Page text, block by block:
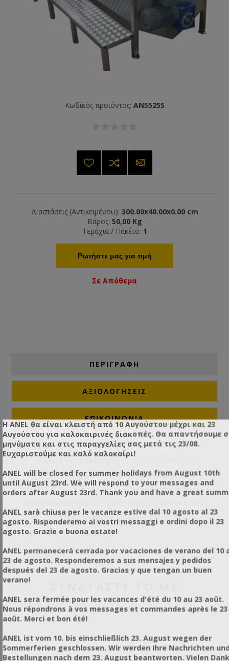
Κωδικός προϊόντος: AN55255
Διαστάσεις (Αντικειμένου): 300.00x40.00x0.00 cm
Βάρος: 50,00 Kg
Τεμάχια / Πακέτο: 1
Ρωτήστε μας για τιμή
Σε Απόθεμα
ΠΕΡΙΓΡΑΦΗ
ΑΞΙΟΛΟΓΉΣΕΙΣ
ΕΠΙΚΟΙΝΩΝΙΑ
Ιδανικός για συσκευαστήρια. Διατίθεται απλός ή
θερμαινόμενος. Η συνήθης διάσταση είναι
3,00*0,40*0,60εκ. αλλά είναι ευέλικτος και μπορεί να
μοτέρ, τριφασικό ρεύμα, 140rpm.
Η ANEL θα είναι κλειστή από 10 Αυγούστου μέχρι και 23
Αυγούστου για καλοκαιρινές διακοπές. Θα απαντήσουμε
μηνύματα και στις παραγγελίες σας μετά τις 23/08.
Ευχαριστούμε και καλό καλοκαίρι!
ANEL will be closed for summer holidays from August 10th
until August 23rd. We will respond to your messages and
orders after August 23rd. Thank you and have a great
ANEL sarà chiusa per le vacanze estive dal 10 agosto al 23
agosto. Risponderemo ai vostri messaggi e ordini dopo il 23
agosto. Grazie e buona estate!
ANEL permanecerá cerrada por vacaciones de verano del 10
23 de agosto. Responderemos a sus mensajes y pedidos
después del 23 de agosto. Gracias y que tengan un buen
verano!
ANEL sera fermée pour les vacances d'été du 10 au 23 août.
Nous répondrons à vos messages et commandes après le 23
août. Merci et bon été!
ANEL ist vom 10. bis einschließlich 23. August wegen der
Sommerferien geschlossen. Wir werden Ihre Nachrichten
Bestellungen nach dem 23. August beantworten. Vielen Dank